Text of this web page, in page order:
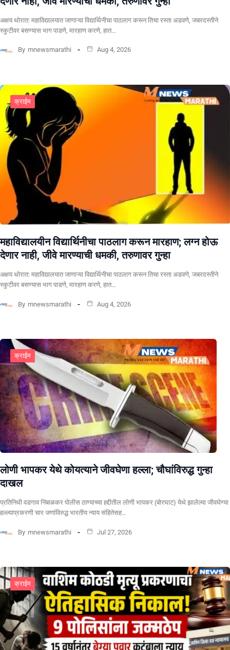
अक्षय थोरात: महाविद्यालयात जाणाऱ्या विद्यार्थिनीचा पाठलाग करून तिचा रस्ता अडवणे, जबरदस्तीने
स्कुटीवर बसण्यास भाग पाडणे, मारहाण करणे, हात…
By mnewsmarathi Aug 4, 2026
क्राईम
महाविद्यालयीन विद्यार्थिनीचा पाठलाग करून मारहाण; लग्न होऊ
देणार नाही, जीवे मारण्याची धमकी, तरुणावर गुन्हा
अक्षय थोरात: महाविद्यालयात जाणाऱ्या विद्यार्थिनीचा पाठलाग करून तिचा रस्ता अडवणे, जबरदस्तीने
स्कुटीवर बसण्यास भाग पाडणे, मारहाण करणे, हात…
By mnewsmarathi Aug 4, 2026
क्राईम
लोणी भापकर येथे कोयत्याने जीवघेणा हल्ला; चौघांविरुद्ध गुन्हा
दाखल
प्रतिनिधी वडगाव निंबाळकर पोलीस ठाण्याच्या हद्दीतील लोणी भापकर (बोरघाट) येथे झालेल्या जीवघेण्या
हल्ल्याप्रकरणी चार जणांविरुद्ध भारतीय न्याय संहितेसह…
By mnewsmarathi Jul 27, 2026
क्राईम